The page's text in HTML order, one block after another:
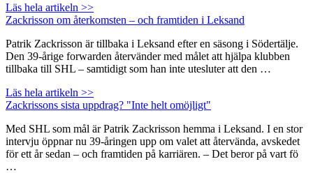
Läs hela artikeln >>
Zackrisson om återkomsten – och framtiden i Leksand
Patrik Zackrisson är tillbaka i Leksand efter en säsong i Södertälje.
Den 39-årige forwarden återvänder med målet att hjälpa klubben
tillbaka till SHL – samtidigt som han inte utesluter att den …
Läs hela artikeln >>
Zackrissons sista uppdrag? "Inte helt omöjligt"
Med SHL som mål är Patrik Zackrisson hemma i Leksand. I en stor
intervju öppnar nu 39-åringen upp om valet att återvända, avskedet
för ett år sedan – och framtiden på karriären. – Det beror på vart fö
…